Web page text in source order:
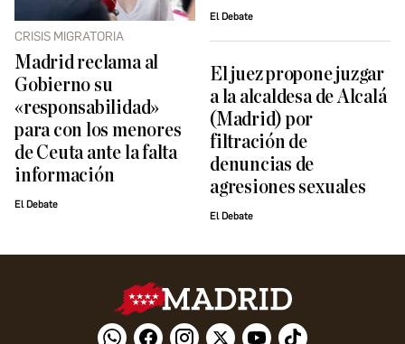
CRISIS MIGRATORIA
Madrid reclama al
Gobierno su
«responsabilidad»
para con los menores
de Ceuta ante la falta
información
El Debate
El Debate
El juez propone juzgar
a la alcaldesa de Alcalá
(Madrid) por
filtración de
denuncias de
agresiones sexuales
El Debate